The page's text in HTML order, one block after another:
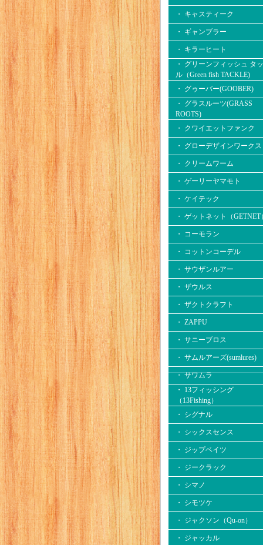
・ キャスティーク
・ ギャンブラー
・ キラーヒート
・ グリーンフィッシュ タ
ル（Green fish TACKLE)
・ グゥーバー(GOOBER)
・ グラスルーツ(GRASS
ROOTS)
・ クワイエットファンク
・ グローデザインワークス
・ クリームワーム
・ ゲーリーヤマモト
・ ケイテック
・ ゲットネット（GETNET
・ コーモラン
・ コットンコーデル
・ サウザンルアー
・ ザウルス
・ ザクトクラフト
・ ZAPPU
・ サニーブロス
・ サムルアーズ(sumlures)
・ サワムラ
・ 13フィッシング
（13Fishing）
・ シグナル
・ シックスセンス
・ ジップベイツ
・ ジークラック
・ シマノ
・ シモツケ
・ ジャクソン（Qu-on）
・ ジャッカル